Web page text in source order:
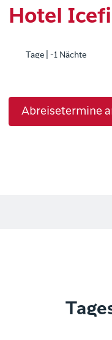
Hotel
Tage | -1 Nächte
Abreisetermine